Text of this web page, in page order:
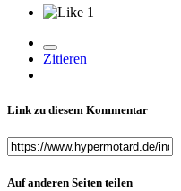
1
Zitieren
Link zu diesem Kommentar
Auf anderen Seiten teilen